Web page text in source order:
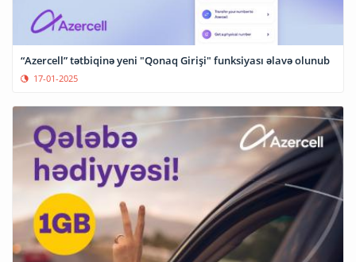
“Azercell” tətbiqinə yeni "Qonaq Girişi" funksiyası əlavə olunub
17-01-2025